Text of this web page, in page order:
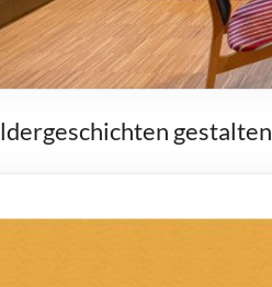
gestalten